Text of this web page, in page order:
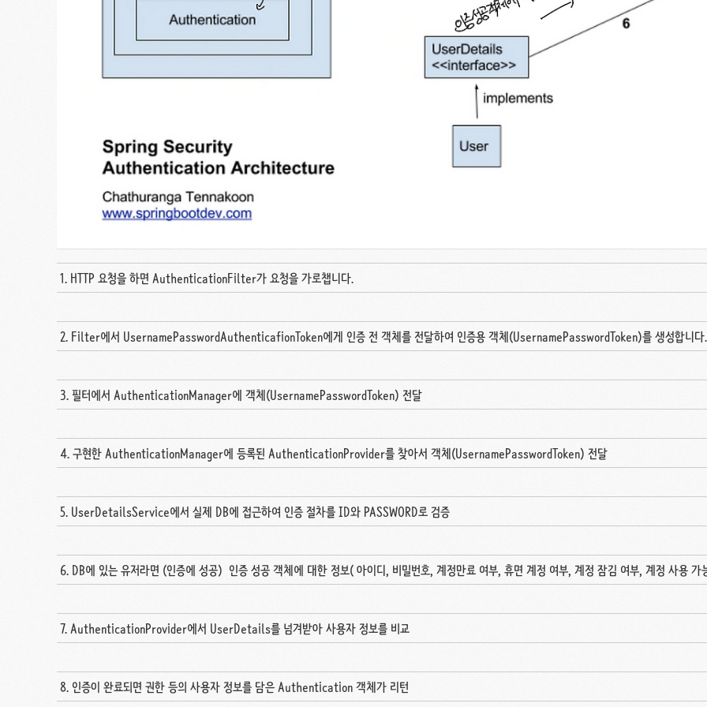
1. HTTP 요청을 하면 AuthenticationFilter가 요청을 가로챕니다.
2. Filter에서 UsernamePasswordAuthenticafionToken에게 인증 전 객체를 전달하여 인증용 객체(UsernamePasswordToken)를 생성합니
3. 필터에서 AuthenticationManager에 객체(UsernamePasswordToken) 전달
4. 구현한 AuthenticationManager에 등록된 AuthenticationProvider를 찾아서 객체(UsernamePasswordToken) 전달
5. UserDetailsService에서 실제 DB에 접근하여 인증 절차를 ID와 PASSWORD로 검증
6. DB에 있는 유저라면 (인증에 성공) 인증 성공 객체에 대한 정보( 아이디, 비밀번호, 계정만료 여부, 휴면 계정 여부, 계정 잠김 여부, 계정 사용 가
7. AuthenticationProvider에서 UserDetails를 넘겨받아 사용자 정보를 비교
8. 인증이 완료되면 권한 등의 사용자 정보를 담은 Authentication 객체가 리턴